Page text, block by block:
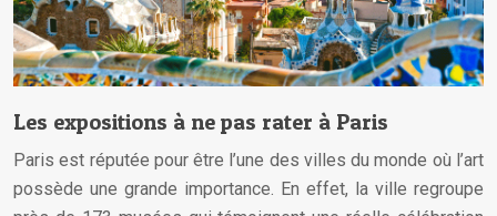
Les expositions à ne pas rater à Paris
Paris est réputée pour être l’une des villes du monde où l’art
possède une grande importance. En effet, la ville regroupe